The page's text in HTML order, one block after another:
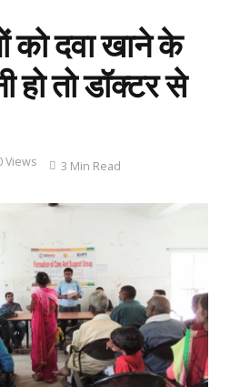
को दवा खाने के
हो तो डॉक्टर से
Views 3 Min Read